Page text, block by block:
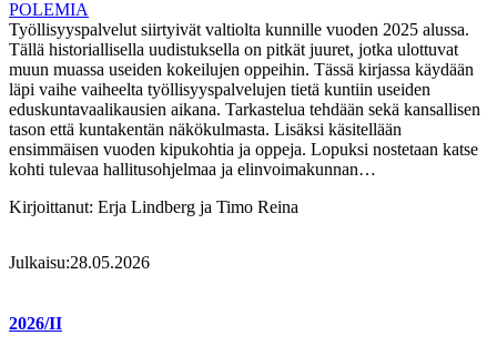
POLEMIA
Työllisyyspalvelut siirtyivät valtiolta kunnille vuoden 2025 alussa.
Tällä historiallisella uudistuksella on pitkät juuret, jotka ulottuvat
muun muassa useiden kokeilujen oppeihin. Tässä kirjassa käydään
läpi vaihe vaiheelta työllisyyspalvelujen tietä kuntiin useiden
eduskuntavaalikausien aikana. Tarkastelua tehdään sekä kansallisen
tason että kuntakentän näkökulmasta. Lisäksi käsitellään
ensimmäisen vuoden kipukohtia ja oppeja. Lopuksi nostetaan katse
kohti tulevaa hallitusohjelmaa ja elinvoimakunnan…
Kirjoittanut: Erja Lindberg ja Timo Reina
Julkaisu:28.05.2026
2026/II